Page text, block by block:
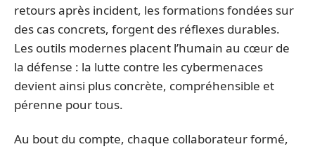
retours après incident, les formations fondées sur
des cas concrets, forgent des réflexes durables.
Les outils modernes placent l’humain au cœur de
la défense : la lutte contre les cybermenaces
devient ainsi plus concrète, compréhensible et
pérenne pour tous.
Au bout du compte, chaque collaborateur formé,